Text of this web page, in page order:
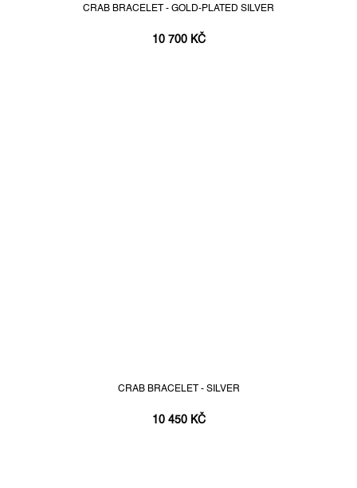
CRAB BRACELET - GOLD-PLATED SILVER
10 700 KČ
CRAB BRACELET - SILVER
10 450 KČ